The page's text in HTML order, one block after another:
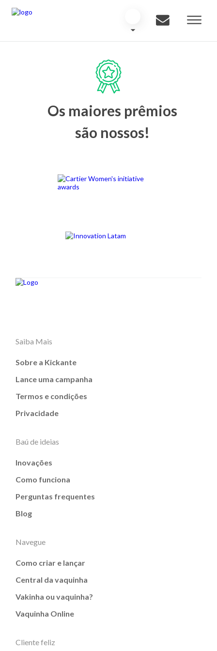
Os maiores prêmios
são nossos!
Saiba Mais
Sobre a Kickante
Lance uma campanha
Termos e condições
Privacidade
Baú de ideias
Inovações
Como funciona
Perguntas frequentes
Blog
Navegue
Como criar e lançar
Central da vaquinha
Vakinha ou vaquinha?
Vaquinha Online
Cliente feliz